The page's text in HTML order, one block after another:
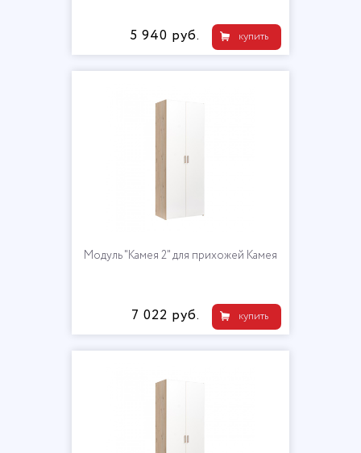
купить
5 940 руб.
Модуль "Камея 2" для прихожей Камея
купить
7 022 руб.